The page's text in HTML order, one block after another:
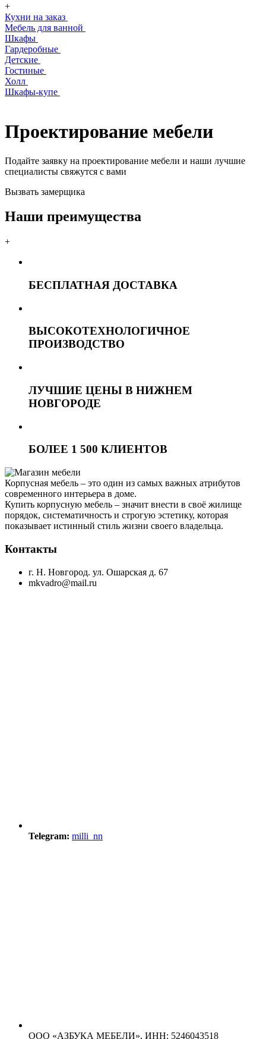
+
Кухни на заказ
Мебель для ванной
Шкафы
Гардеробные
Детские
Гостиные
Холл
Шкафы-купе
Проектирование мебели
Подайте заявку на проектирование мебели и наши лучшие
специалисты свяжутся с вами
Вызвать замерщика
Наши преимущества
+
БЕСПЛАТНАЯ ДОСТАВКА
ВЫСОКОТЕХНОЛОГИЧНОЕ
ПРОИЗВОДСТВО
ЛУЧШИЕ ЦЕНЫ В НИЖНЕМ
НОВГОРОДЕ
БОЛЕЕ 1 500 КЛИЕНТОВ
Корпусная мебель – это один из самых важных атрибутов
современного интерьера в доме.
Купить корпусную мебель – значит внести в своё жилище
порядок, систематичность и строгую эстетику, которая
показывает истинный стиль жизни своего владельца.
Контакты
г. Н. Новгород. ул. Ошарская д. 67
mkvadro@mail.ru
Telegram: milli_nn
ООО «АЗБУКА МЕБЕЛИ», ИНН: 5246043518